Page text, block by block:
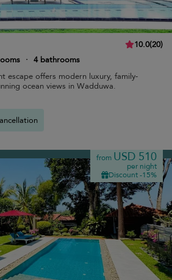
10.0(20)
· 4 bathrooms
escape offers modern luxury, family-
ocean views in Wadduwa.
from USD 510
per night
Discount -15%